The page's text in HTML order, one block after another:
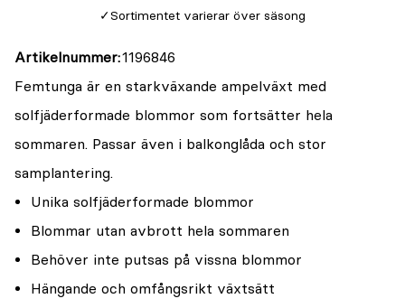
Sortimentet varierar över säsong
Artikelnummer 1196846
Femtunga är en starkväxande ampelväxt med
solfjäderformade blommor som fortsätter hela
sommaren. Passar även i balkonglåda och stor
samplantering.
Unika solfjäderformade blommor
Blommar utan avbrott hela sommaren
Behöver inte putsas på vissna blommor
Hängande och omfångsrikt växtsätt